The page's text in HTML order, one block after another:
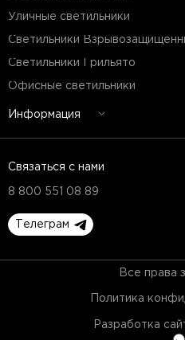
Уличные светильники
Светильники
Светильники Грильято
Офисные светильники
Информация
Связаться с нами
8 800 551 08 89
Телеграм
Все права
Политика
Разработка